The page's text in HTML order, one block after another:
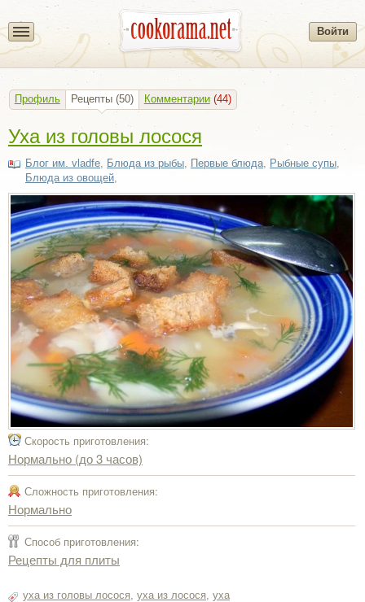
Войти
Профиль Рецепты(50) Комментарии(44)
Уха из головы лосося
Блог им. vladfe, Блюда из рыбы, Первые блюда, Рыбные супы,
Блюда из овощей,
Скорость приготовления:
Нормально (до 3 часов)
Сложность приготовления:
Нормально
Способ приготовления:
Рецепты для плиты
уха из головы лосося уха из лосося уха